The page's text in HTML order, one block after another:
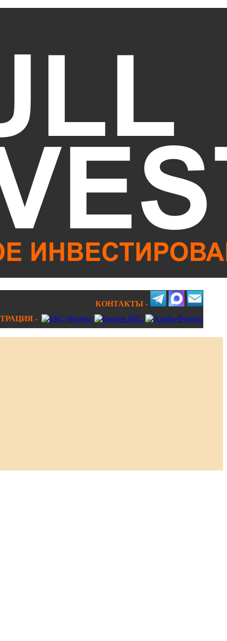
КОНТАКТЫ -
-